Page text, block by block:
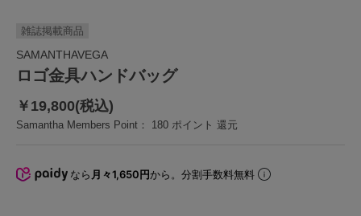
SAMANTHAVEGA
ロゴ金具ハンドバッグ
雑誌掲載商品
￥19,800(税込)
Samantha Members Point： 180 ポイント 還元
なら 月々1,650円から。分割手数料無料